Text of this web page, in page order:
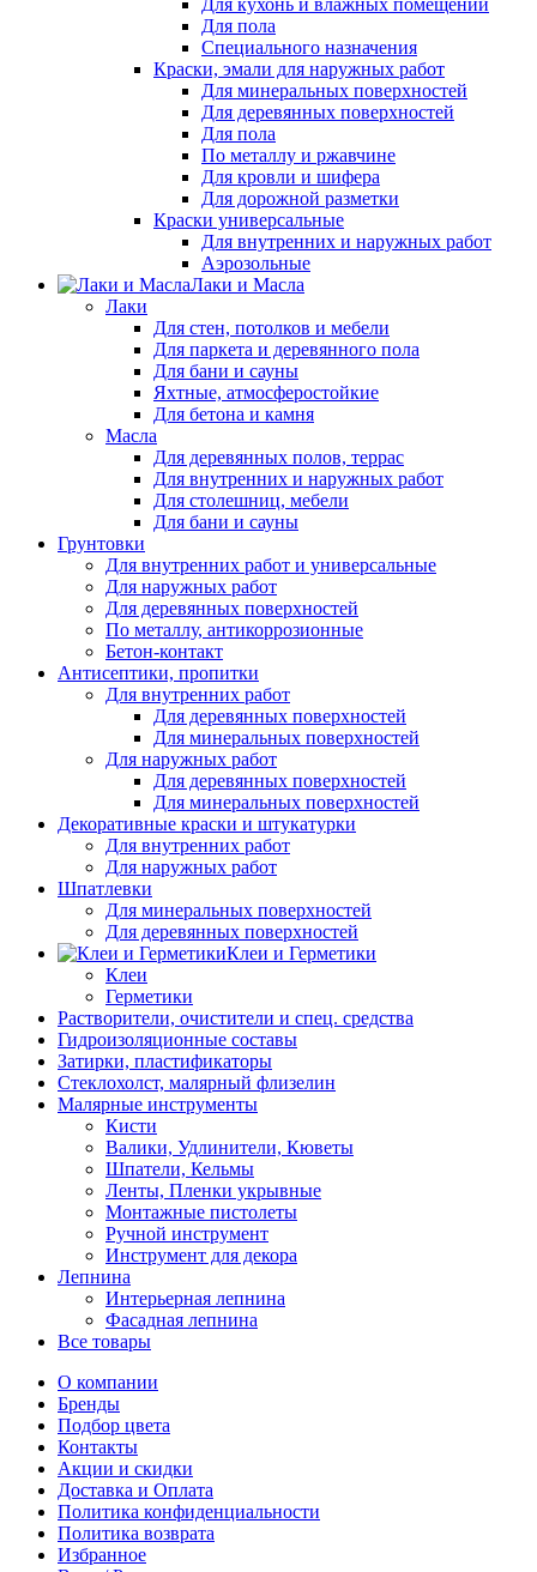
Для пола
Специального назначения
Краски, эмали для наружных работ
Для минеральных поверхностей
Для деревянных поверхностей
Для пола
По металлу и ржавчине
Для кровли и шифера
Для дорожной разметки
Краски универсальные
Для внутренних и наружных работ
Аэрозольные
Лаки и Масла
Лаки
Для стен, потолков и мебели
Для паркета и деревянного пола
Для бани и сауны
Яхтные, атмосферостойкие
Для бетона и камня
Масла
Для деревянных полов, террас
Для внутренних и наружных работ
Для столешниц, мебели
Для бани и сауны
Грунтовки
Для внутренних работ и универсальные
Для наружных работ
Для деревянных поверхностей
По металлу, антикоррозионные
Бетон-контакт
Антисептики, пропитки
Для внутренних работ
Для деревянных поверхностей
Для минеральных поверхностей
Для наружных работ
Для деревянных поверхностей
Для минеральных поверхностей
Декоративные краски и штукатурки
Для внутренних работ
Для наружных работ
Шпатлевки
Для минеральных поверхностей
Для деревянных поверхностей
Клеи и Герметики
Клеи
Герметики
Растворители, очистители и спец. средства
Гидроизоляционные составы
Затирки, пластификаторы
Стеклохолст, малярный флизелин
Малярные инструменты
Кисти
Валики, Удлинители, Кюветы
Шпатели, Кельмы
Ленты, Пленки укрывные
Монтажные пистолеты
Ручной инструмент
Инструмент для декора
Лепнина
Интерьерная лепнина
Фасадная лепнина
Все товары
О компании
Бренды
Подбор цвета
Контакты
Акции и скидки
Доставка и Оплата
Политика конфиденциальности
Политика возврата
Избранное